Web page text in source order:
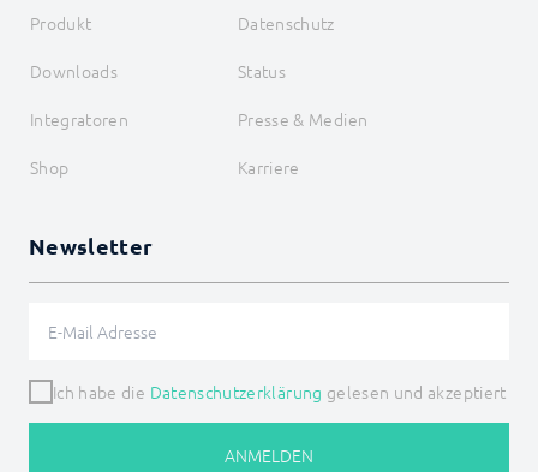
Produkt
Datenschutz
Downloads
Status
Integratoren
Presse & Medien
Shop
Karriere
Newsletter
Ich habe die Datenschutzerklärung gelesen und akzeptiert
ANMELDEN